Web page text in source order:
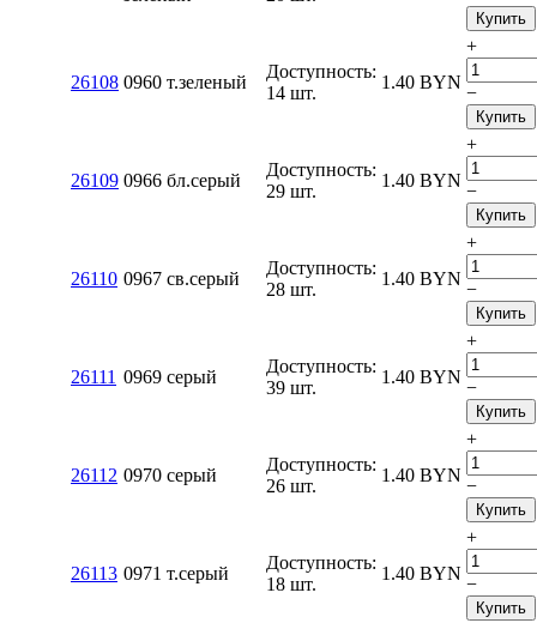
Купить
26108 0960 т.зеленый
Доступность:
14 шт.
1.40 BYN
+
−
Купить
26109 0966 бл.серый
Доступность:
29 шт.
1.40 BYN
+
−
Купить
26110 0967 св.серый
Доступность:
28 шт.
1.40 BYN
+
−
Купить
26111 0969 серый
Доступность:
39 шт.
1.40 BYN
+
−
Купить
26112 0970 серый
Доступность:
26 шт.
1.40 BYN
+
−
Купить
26113 0971 т.серый
Доступность:
18 шт.
1.40 BYN
+
−
Купить